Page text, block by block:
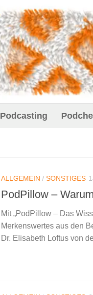
Podcasting
ALLGEMEIN / SONSTIGES
PodPillow –
Mit „PodPillow – Das
Merkenswertes aus den
Dr. Elisabeth Loftus von